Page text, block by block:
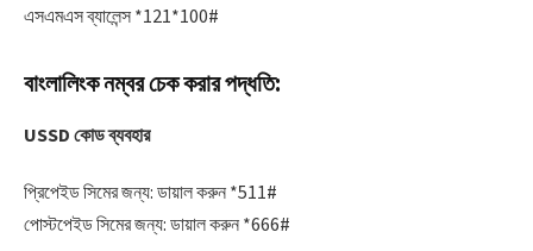
এসএমএস ব্যালেন্স *121*100#
বাংলালিংক নম্বর চেক করার পদ্ধতি:
USSD কোড ব্যবহার
প্রিপেইড সিমের জন্য: ডায়াল করুন *511#
পোস্টপেইড সিমের জন্য: ডায়াল করুন *666#